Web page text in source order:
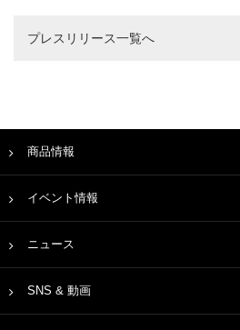
プレスリリース一覧へ
商品情報
イベント情報
ニュース
SNS & 動画